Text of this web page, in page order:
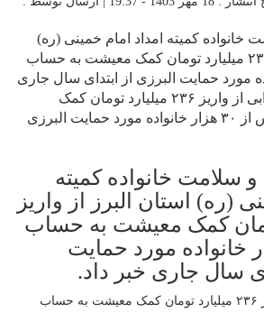
کمیته امداد امام خمینی (ره)
استان البرز از واریز ۲۳۶ میلیارد تومان کمک معیشت به حساب
خانواده مورد حمایت البرزی از ابتدای سال جاری
خبر داد. سید هادی کرابی از واریز ۲۳۶ میلیارد تومان کمک
معیشت به حساب بیش از ۳۰ هزار خانواده مورد حمایت البرزی
سلامت خانواده کمیته
(ره) استان البرز از واریز
تومان کمک معیشت به حساب
۳۰ هزار خانواده مورد حمایت
سال جاری خبر داد.
سید هادی کرابی از واریز ۲۳۶ میلیارد تومان کمک معیشت به حساب